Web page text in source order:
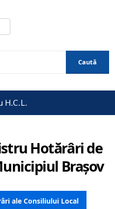
Caută
H.C.L.
Hotărâri de
Brașov
ale Consiliului Local